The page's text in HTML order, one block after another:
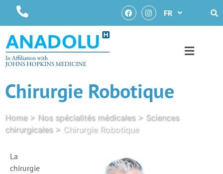
FR
Chirurgie Robotique
Home > Nos spécialités médicales > Sciences
chirurgicales > Chirurgie Robotique
La
chirurgie